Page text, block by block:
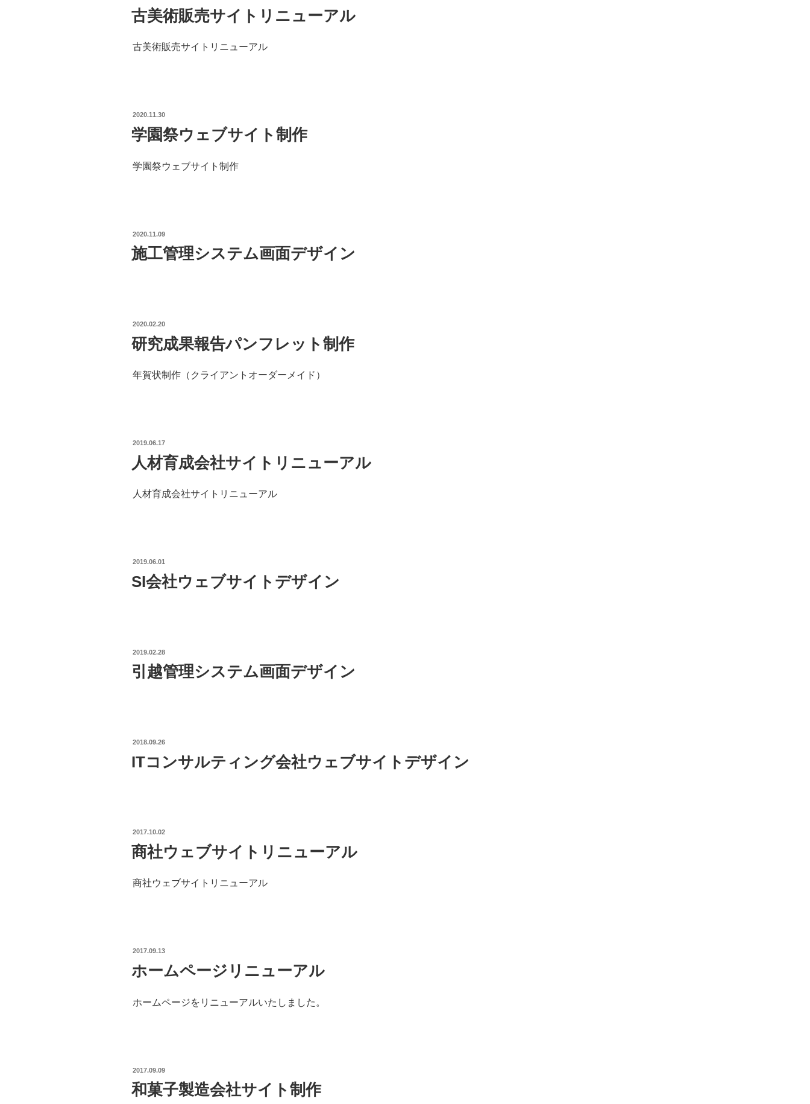
ON
古美術販売サイトリニューアル
古美術販売サイトリニューアル
POSTED
ON
2020.11.30
学園祭ウェブサイト制作
学園祭ウェブサイト制作
POSTED
ON
2020.11.09
施工管理システム画面デザイン
POSTED
ON
2020.02.20
研究成果報告パンフレット制作
年賀状制作（クライアントオーダーメイド）
POSTED
ON
2019.06.17
人材育成会社サイトリニューアル
人材育成会社サイトリニューアル
POSTED
ON
2019.06.01
SI会社ウェブサイトデザイン
POSTED
ON
2019.02.28
引越管理システム画面デザイン
POSTED
ON
2018.09.26
ITコンサルティング会社ウェブサイトデザイン
POSTED
ON
2017.10.02
商社ウェブサイトリニューアル
商社ウェブサイトリニューアル
POSTED
ON
2017.09.13
ホームページリニューアル
ホームページをリニューアルいたしました。
POSTED
ON
2017.09.09
和菓子製造会社サイト制作